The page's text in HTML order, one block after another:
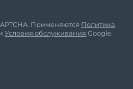
Применяются Политика
Условия обслуживания Google.